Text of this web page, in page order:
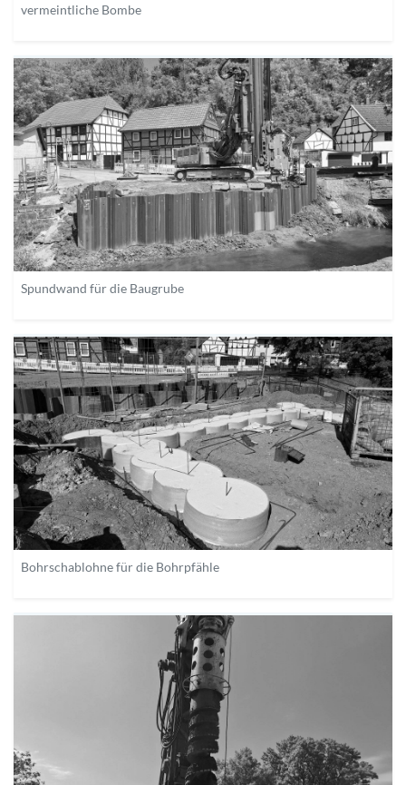
vermeintliche Bombe
Spundwand für die Baugrube
Bohrschablohne für die Bohrpfähle